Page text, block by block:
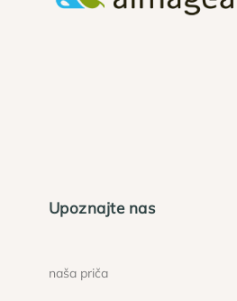
Upoznajte nas
naša priča